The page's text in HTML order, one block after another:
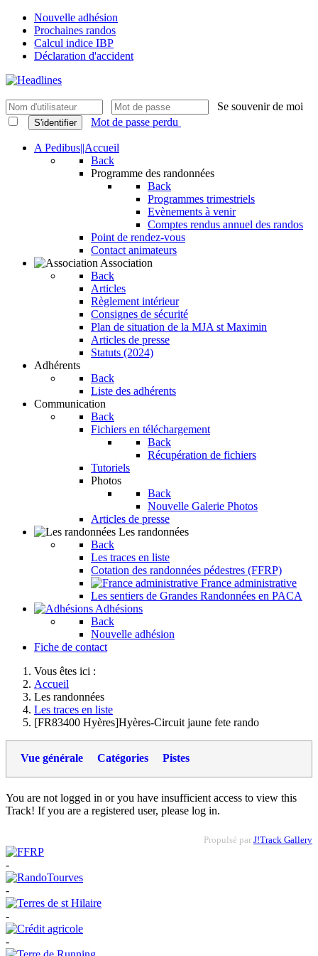
Nouvelle adhésion
Prochaines randos
Calcul indice IBP
Déclaration d'accident
Se souvenir de moi
S'identifier Mot de passe perdu
A Pedibus||Accueil
Back
Programme des randonnées
Back
Programmes trimestriels
Evènements à venir
Comptes rendus annuel des randos
Point de rendez-vous
Contact animateurs
Association
Back
Articles
Règlement intérieur
Consignes de sécurité
Plan de situation de la MJA st Maximin
Articles de presse
Statuts (2024)
Adhérents
Back
Liste des adhérents
Communication
Back
Fichiers en téléchargement
Back
Récupération de fichiers
Tutoriels
Photos
Back
Nouvelle Galerie Photos
Articles de presse
Les randonnées
Back
Les traces en liste
Cotation des randonnées pédestres (FFRP)
France administrative
Les sentiers de Grandes Randonnées en PACA
Adhésions
Back
Nouvelle adhésion
Fiche de contact
Vous êtes ici :
Accueil
Les randonnées
Les traces en liste
[FR83400 Hyères]Hyères-Circuit jaune fete rando
Vue générale Catégories Pistes
You are not logged in or you have insufficient access to view this
Track! If you are a registered user, please log in.
Propulsé par J!Track Gallery
-
-
-
-